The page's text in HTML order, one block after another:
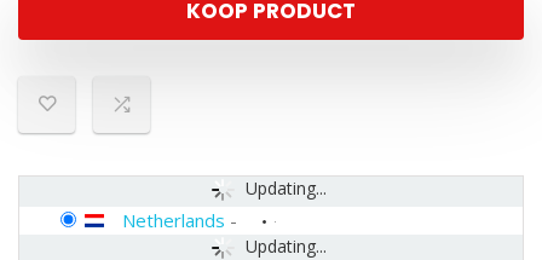
KOOP PRODUCT
Updating...
Updating...
Netherlands -